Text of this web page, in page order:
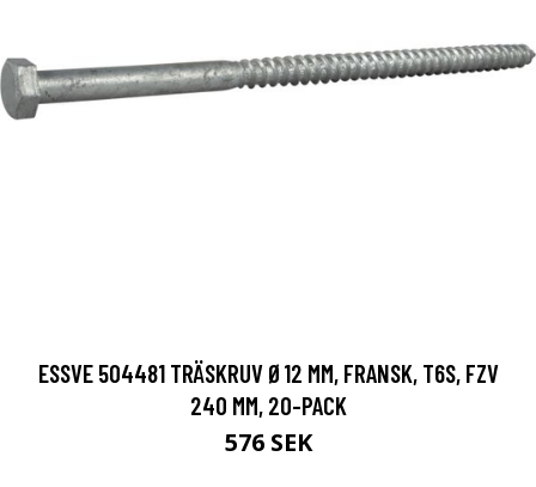
ESSVE 504481 TRÄSKRUV Ø12 MM, FRANSK, T6S, FZV
240 MM, 20-PACK
576 SEK